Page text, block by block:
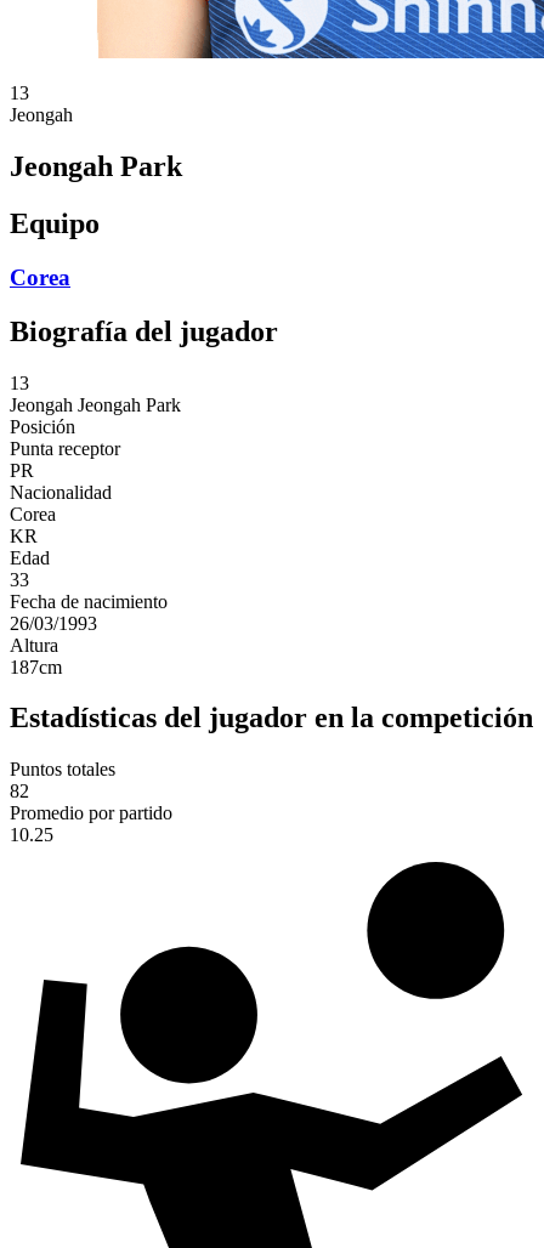
13
Jeongah
Jeongah Park
Equipo
Corea
Biografía del jugador
13
Jeongah Jeongah Park
Posición
Punta receptor
PR
Nacionalidad
Corea
KR
Edad
33
Fecha de nacimiento
26/03/1993
Altura
187cm
Estadísticas del jugador en la competición
Puntos totales
82
Promedio por partido
10.25